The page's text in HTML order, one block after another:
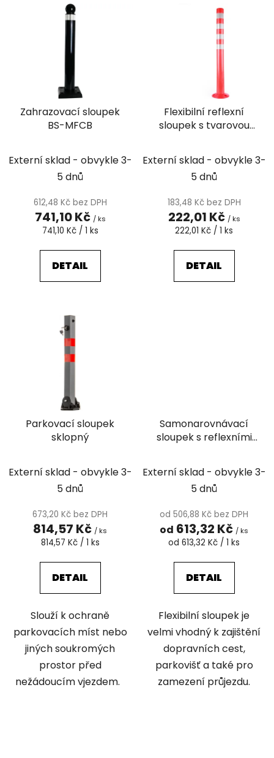
ů
k
Zahrazovací sloupek
BS-MFCB
Externí sklad - obvykle 3-
5 dnů
612,48 Kč bez DPH
741,10 Kč / ks
Měrná
741,10 Kč / 1 ks
DETAIL
Flexibilní reflexní
sloupek s tvarovou
Externí sklad - obvykle 3-
5 dnů
183,48 Kč bez DPH
222,01 Kč / ks
Měrná
222,01 Kč / 1 ks
DETAIL
Parkovací sloupek
sklopný
Externí sklad - obvykle 3-
5 dnů
673,20 Kč bez DPH
814,57 Kč / ks
Měrná
814,57 Kč / 1 ks
DETAIL
Slouží k ochraně
parkovacích míst nebo
jiných soukromých
prostor před
nežádoucím vjezdem.
Samonarovnávací
sloupek s reflexními
Externí sklad - obvykle 3-
5 dnů
od 506,88 Kč bez DPH
od 613,32 Kč / ks
Měrná
od 613,32 Kč / 1 ks
DETAIL
Flexibilní sloupek je
velmi vhodný k zajištění
dopravních cest,
parkovišť a také pro
zamezení průjezdu.